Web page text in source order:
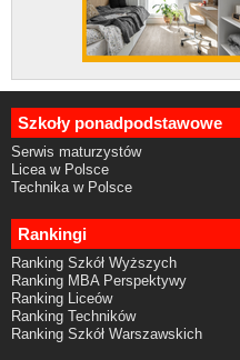
Szkoły ponadpodstawowe
Serwis maturzystów
Licea w Polsce
Technika w Polsce
Rankingi
Ranking Szkół Wyższych
Ranking MBA Perspektywy
Ranking Liceów
Ranking Techników
Ranking Szkół Warszawskich